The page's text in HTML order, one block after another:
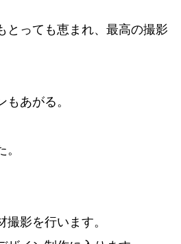
とっても恵まれ、最高の撮影
あがる。
影を行います。